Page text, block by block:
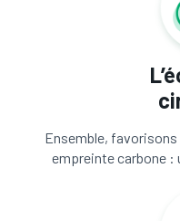
Ensemble,
empreinte carbone :